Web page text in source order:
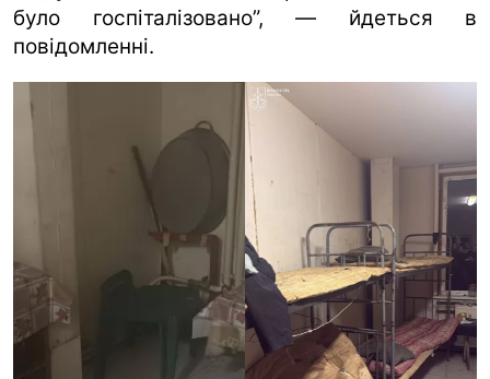
було госпіталізовано”, — йдеться в
повідомленні.